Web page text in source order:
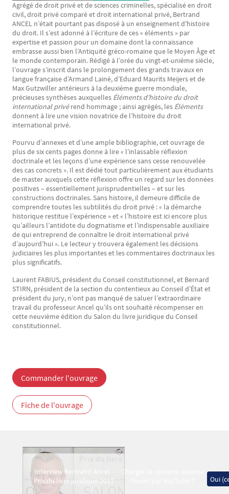
Texte
Agrégé de droit privé et de sciences criminelles, spécialisé en droit
civil, droit privé comparé et droit international privé, Bertrand
ANCEL n’était pourtant pas disposé à un enseignement d'histoire
du droit. Il s’est adonné à l’écriture de ces « éléments » par
expertise et passion pour un domaine dont la connaissance
embrasse aussi bien l’Antiquité gréco-romaine que le Moyen Âge et
le monde contemporain. Rédigé à l’orée du vingt-et-unième siècle,
l’ouvrage s’inscrit dans le prolongement des grands travaux en
langue française d’Armand Lainé, d’Eduard Maurits Meijers et de
Max Gutzwiller antérieurs à la deuxième guerre mondiale,
précieuses synthèses auxquelles Éléments d’histoire du droit
international privérend hommage ; ainsi agrégés, les Éléments
donnent à lire une vision novatrice de l’histoire du droit
international privé.
Pourvu d’annexes et d’une ample bibliographie, cet ouvrage de
plus de six cents pages donne à lire « l’inlassable réflexion
doctrinale et les leçons d’une expérience sans cesse renouvelée
des cas concrets ». Il est dédié tout particulièrement aux étudiants
de master auxquels cette réflexion offre un regard sur les données
positives – essentiellement jurisprudentielles – et sur les
constructions doctrinales. Sans histoire, il demeure difficile de
comprendre toutes les subtilités du droit privé : « la démarche
historique restitue l’expérience » et « l’histoire est ici encore plus
qu’ailleurs l’antidote du dogmatisme et l’indispensable auxiliaire
de qui entreprend de connaître le droit international privé
d’aujourd’hui ». Le lecteur y trouvera également les décisions
judiciaires les plus importantes et les commentaires doctrinaux les
plus significatifs.
Laurent FABIUS, président du Conseil constitutionnel, et Bernard
STIRN, président de la section du contentieux au Conseil d’État et
président du jury, n’ont pas manqué de saluer l’extraordinaire
travail du professeur Ancel qu’ils ont souhaité récompenser en
cette neuvième édition du Salon du livre juridique du Conseil
constitutionnel.
Commander l'ouvrage
Fiche de l'ouvrage
Video Mav
Interview Bertrand Ancel -
Prix du livre juridique 2017
Charger le contenu externe
Oui